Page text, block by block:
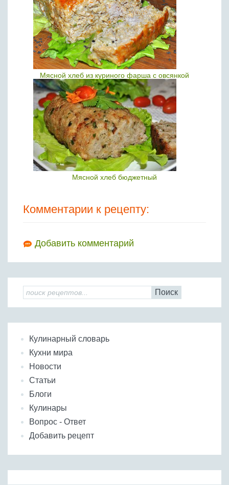
Мясной хлеб из куриного фарша с овсянкой
Мясной хлеб бюджетный
Комментарии к рецепту:
Добавить комментарий
Поиск
Кулинарный словарь
Кухни мира
Новости
Статьи
Блоги
Кулинары
Вопрос - Ответ
Добавить рецепт